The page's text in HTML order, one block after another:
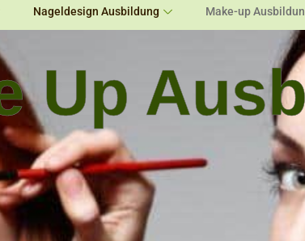
Nageldesign Ausbildung Make-up
Up